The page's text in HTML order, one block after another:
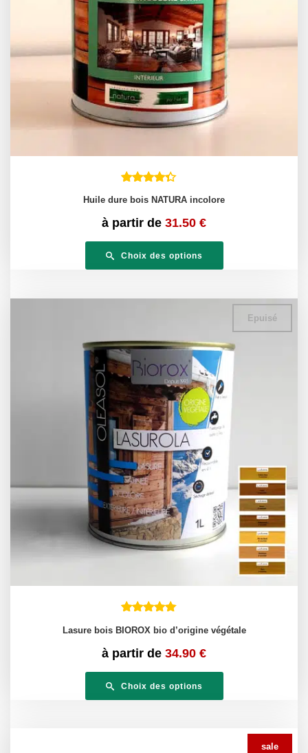
Huile dure bois NATURA incolore
à partir de 31.50 €
Choix des options
Lasure bois BIOROX bio d’origine végétale
Epuisé
à partir de 34.90 €
Choix des options
sale